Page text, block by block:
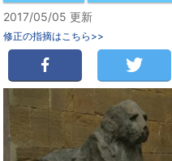
2017/05/05 更新
修正の指摘はこちら>>